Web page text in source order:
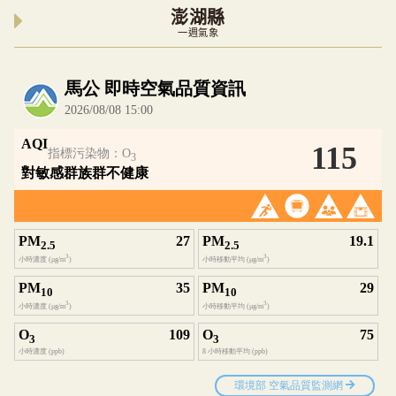
澎湖縣
一週氣象
內嵌空氣品質小工具為視覺預覽，完整即時空